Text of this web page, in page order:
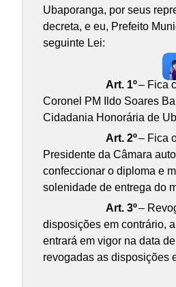
Ubaporanga, por seus
decreta, e eu, Prefeito
seguinte Lei:
Art. 1º– Fica
Coronel PM Ildo Soares
Cidadania Honorária de
Art. 2º– Fica
Presidente da Câmara
confeccionar o diploma e
solenidade de entrega do
Art. 3º–
disposições em contrário,
entrará em vigor na data
revogadas as disposições